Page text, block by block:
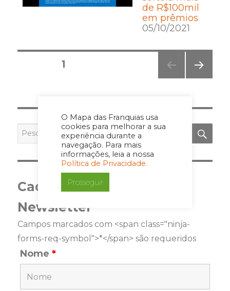
O Mapa das Franquias usa
cookies para melhorar a sua
experiência durante a
navegação. Para mais
informações, leia a nossa
Política de Privacidade.
Prosseguir
de R$100mil
em prêmios
05/10/2021
Posts
PÁGINA1
NA
por:
Cadastre-se para a
Newsletter
Campos marcados com <span class="ninja-
forms-req-symbol">*</span> são requeridos
Nome*